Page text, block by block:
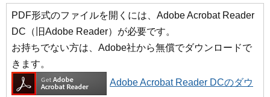
PDF形式のファイルを開くには、Adobe Acrobat Reader
DC（旧Adobe Reader）が必要です。
お持ちでない方は、Adobe社から無償でダウンロードで
きます。
Adobe Acrobat Reader DCのダウ